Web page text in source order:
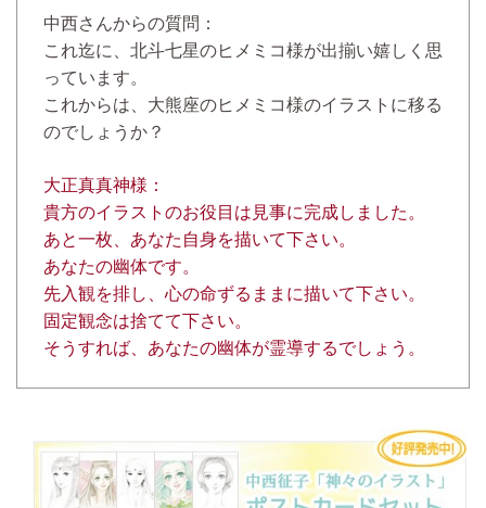
中西さんからの質問：
これ迄に、北斗七星のヒメミコ様が出揃い嬉しく思
っています。
これからは、大熊座のヒメミコ様のイラストに移る
のでしょうか？
大正真真神様：
貴方のイラストのお役目は見事に完成しました。
あと一枚、あなた自身を描いて下さい。
あなたの幽体です。
先入観を排し、心の命ずるままに描いて下さい。
固定観念は捨てて下さい。
そうすれば、あなたの幽体が霊導するでしょう。